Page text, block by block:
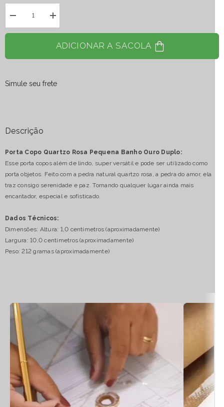
Diminuir
quantidade
para
Ouro
Aumentar
quantidade
para
Porta
Copo
Ouro
ADICIONAR A SACOLA
Simule seu frete
Descrição
Porta Copo Quartzo Rosa Pequena Banho Ouro Duplo:
Esse porta copos além de lindo, super versátil e pode ser utilizado como
porta objetos. Feito com a pedra natural quartzo rosa, a pedra do amor, ela
traz consigo serenidade e paz. Tornando qualquer lugar ainda mais
encantador, especial e sofisticado.
Dados Técnicos:
Dimensões: Altura: 1,0 centímetros (aproximadamente)
Largura: 10,0 centímetros (aproximadamente)
Peso: 212 gramas (aproximadamente)